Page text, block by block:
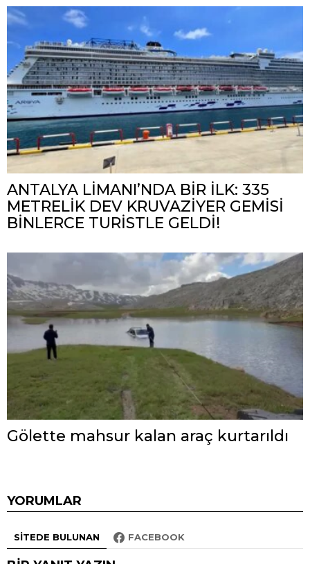
ANTALYA LİMANI’NDA BİR İLK: 335
METRELİK DEV KRUVAZİYER GEMİSİ
BİNLERCE TURİSTLE GELDİ!
Gölette mahsur kalan araç kurtarıldı
YORUMLAR
SITEDE BULUNAN FACEBOOK